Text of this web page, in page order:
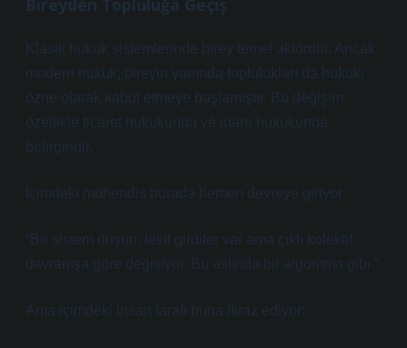
Bireyden Topluluğa Geçiş
Klasik hukuk sistemlerinde birey temel aktördür. Ancak
modern hukuk, bireyin yanında toplulukları da hukuki
özne olarak kabul etmeye başlamıştır. Bu değişim
özellikle ticaret hukukunda ve idare hukukunda
belirgindir.
İçimdeki mühendis burada hemen devreye giriyor:
“Bir sistem düşün, tekil girdiler var ama çıktı kolektif
davranışa göre değişiyor. Bu aslında bir algoritma gibi.”
Ama içimdeki insan tarafı buna itiraz ediyor: